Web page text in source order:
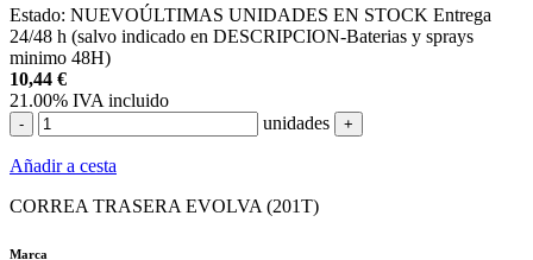
Estado: NUEVOÚLTIMAS UNIDADES EN STOCK Entrega
24/48 h (salvo indicado en DESCRIPCION-Baterias y sprays
minimo 48H)
10,44 €
21.00% IVA incluido
- unidades +
Añadir a cesta
CORREA TRASERA EVOLVA (201T)
Marca